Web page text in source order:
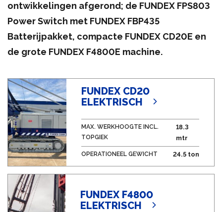
ontwikkelingen afgerond; de FUNDEX FPS803
Power Switch met FUNDEX FBP435
Batterijpakket, compacte FUNDEX CD20E en
de grote FUNDEX F4800E machine.
FUNDEX CD20
ELEKTRISCH
MAX. WERKHOOGTE INCL.
TOPGIEK
18.3
mtr
OPERATIONEEL GEWICHT 24.5 ton
FUNDEX F4800
ELEKTRISCH